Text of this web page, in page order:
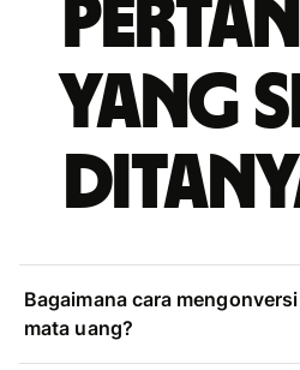
yang
Bagaimana cara mengonversi
mata uang?